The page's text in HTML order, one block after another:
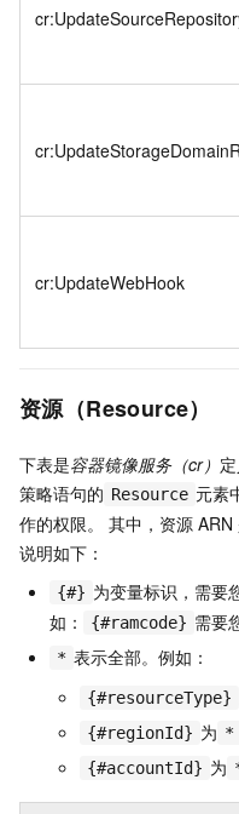
cr:UpdateWebHook
资源（Resource）
下表是容器镜像服务（cr）
策略语句的 Resource 元素
作的权限。 其中，资源 ARN
说明如下：
{#} 为变量标识，需要
如：
{#ramcode} 需要
* 表示全部。例如：
{#resourceType}
{#regionId} 为 *
{#accountId} 为